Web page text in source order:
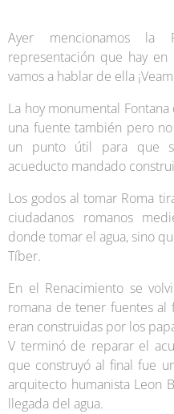
Ayer mencionamos
representación que hay
vamos a hablar de ella
La hoy monumental
una fuente también pero
un punto útil para que
acueducto mandado
Los godos al tomar Roma
ciudadanos romanos
donde tomar el agua, sino
Tíber.
En el Renacimiento se
romana de tener fuentes al
eran construidas por los
V terminó de reparar el
que construyó al final fue
arquitecto humanista Leon
llegada del agua.